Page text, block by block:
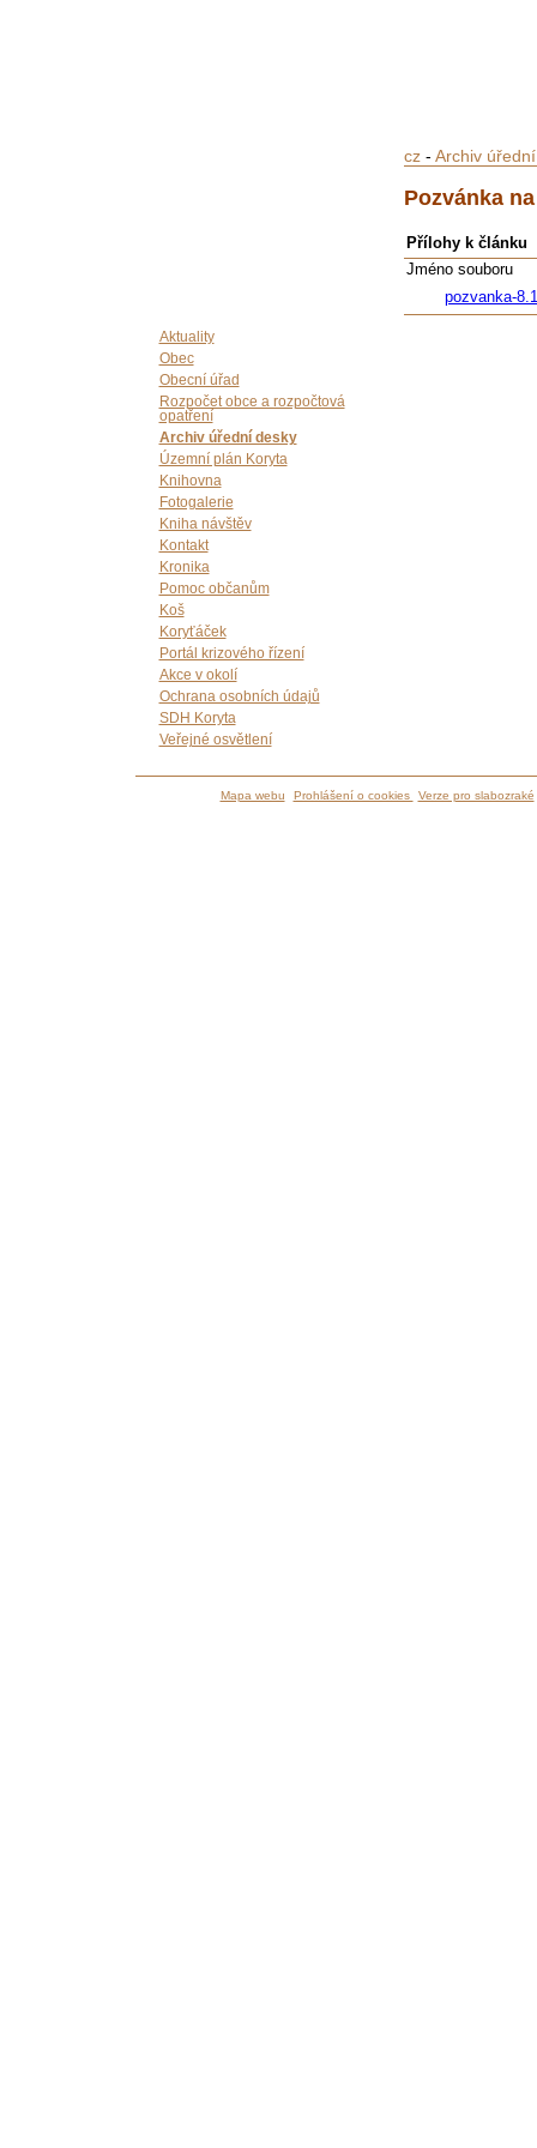
Aktuality
Obec
Obecní úřad
Rozpočet obce a rozpočtová
opatření
Archiv úřední desky
Územní plán Koryta
Knihovna
Fotogalerie
Kniha návštěv
Kontakt
Kronika
Pomoc občanům
Koš
Koryťáček
Portál krizového řízení
Akce v okolí
Ochrana osobních údajů
SDH Koryta
Veřejné osvětlení
cz- Archiv
Pozvánka
Přílohy k článku
Jméno souboru
pozvanka-
Mapa webu Prohlášení o cookies Verze pro slabozraké